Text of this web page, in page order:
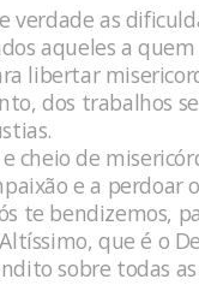
verdade as
aqueles a
libertar
dos trabalhos
cheio de
e a perdoar
te bendizemos,
que é o
sobre todas as